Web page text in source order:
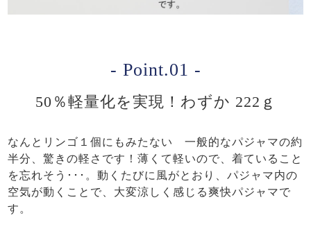
- Point.01 -
50％軽量化を実現！わずか 222ｇ
なんとリンゴ１個にもみたない 一般的なパジャマの約
半分、驚きの軽さです！薄くて軽いので、着ていること
を忘れそう･･･。動くたびに風がとおり、パジャマ内の
空気が動くことで、大変涼しく感じる爽快パジャマで
す。